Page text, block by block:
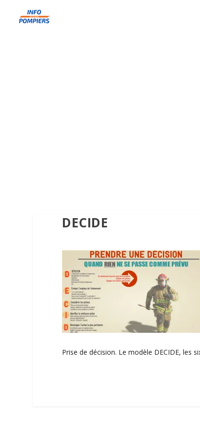
DECIDE
Prise de décision. Le modèle DECIDE, les